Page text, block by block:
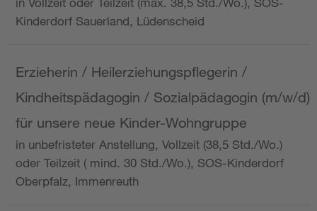
Kinderdorf Sauerland, Lüdenscheid
Erzieherin / Heilerziehungspflegerin /
Kindheitspädagogin / Sozialpädagogin (m/w/d)
für unsere neue Kinder-Wohngruppe
in unbefristeter Anstellung, Vollzeit (38,5 Std./Wo.)
oder Teilzeit ( mind. 30 Std./Wo.), SOS-Kinderdorf
Oberpfalz, Immenreuth